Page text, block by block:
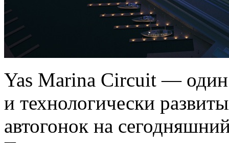
Yas Marina Circuit —
и технологически
автогонок на